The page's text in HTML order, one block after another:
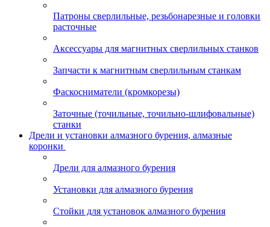
Патроны сверлильные, резьбонарезные и головки
расточные
Аксессуары для магнитных сверлильных станков
Запчасти к магнитным сверлильным станкам
Фаскосниматели (кромкорезы)
Заточные (точильные, точильно-шлифовальные)
станки
Дрели и установки алмазного бурения, алмазные
коронки
Дрели для алмазного бурения
Установки для алмазного бурения
Стойки для установок алмазного бурения